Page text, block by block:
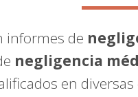
informes de
negligencia
en